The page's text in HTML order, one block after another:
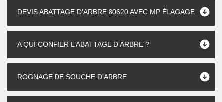
DEVIS ABATTAGE D'ARBRE 80620 AVEC MP ÉLAGAGE
A QUI CONFIER L’ABATTAGE D‘ARBRE ?
ROGNAGE DE SOUCHE D’ARBRE